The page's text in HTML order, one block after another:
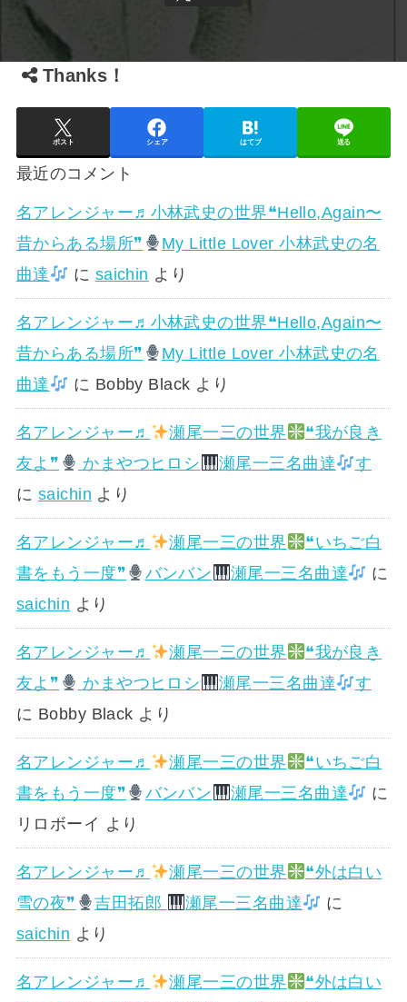
Thanks！
ポスト シェア はてブ 送る
最近のコメント
名アレンジャー♬ 小林武史の世界❝Hello,Again〜
昔からある場所❞
My Little Lover 小林武史の名
曲達
に saichin より
名アレンジャー♬ 小林武史の世界❝Hello,Again〜
昔からある場所❞
My Little Lover 小林武史の名
曲達
に Bobby Black より
名アレンジャー♬ 瀬尾一三の世界
❝我が良き
友よ❞
かまやつヒロシ 瀬尾一三名曲達
す
に saichin より
名アレンジャー♬ 瀬尾一三の世界
❝いちご白
書をもう一度❞
バンバン 瀬尾一三名曲達
に
saichin より
名アレンジャー♬ 瀬尾一三の世界
❝我が良き
友よ❞
かまやつヒロシ 瀬尾一三名曲達
す
に Bobby Black より
名アレンジャー♬ 瀬尾一三の世界
❝いちご白
書をもう一度❞
バンバン 瀬尾一三名曲達
に
リロボーイ より
名アレンジャー♬ 瀬尾一三の世界
❝外は白い
雪の夜❞
吉田拓郎 瀬尾一三名曲達
に
saichin より
名アレンジャー♬ 瀬尾一三の世界
❝外は白い